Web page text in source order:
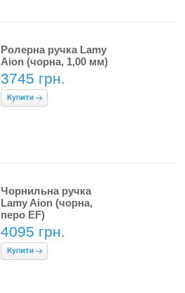
Ролерна ручка Lamy
Aion (чорна, 1,00 мм)
3745 грн.
Чорнильна ручка
Lamy Aion (чорна,
перо EF)
4095 грн.